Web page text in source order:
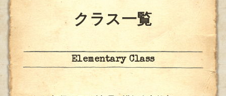
クラス一覧
Elementary Class